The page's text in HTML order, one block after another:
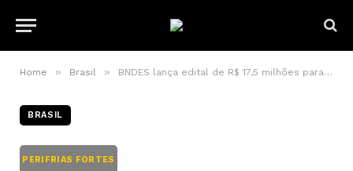
Home » Brasil » BNDES lança edital de R$ 17,5 milhões para organizações periféricas no Maranhão e estados do Norte
BRASIL
PERIFRIAS FORTES